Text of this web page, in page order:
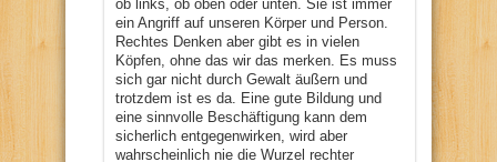
ob links, ob oben oder unten. Sie ist immer
ein Angriff auf unseren Körper und Person.
Rechtes Denken aber gibt es in vielen
Köpfen, ohne das wir das merken. Es muss
sich gar nicht durch Gewalt äußern und
trotzdem ist es da. Eine gute Bildung und
eine sinnvolle Beschäftigung kann dem
sicherlich entgegenwirken, wird aber
wahrscheinlich nie die Wurzel rechter